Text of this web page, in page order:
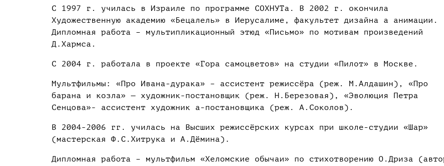
C 1997 г. училась в Израиле по программе СОХНУТа. В 2002 г. окончила
Художественную академию «Бецалель» в Иерусалиме, факультет дизайна а анимации.
Дипломная работа – мультипликационный этюд «Письмо» по мотивам произведений
Д.Хармса.
С 2004 г. работала в проекте «Гора самоцветов» на студии «Пилот» в Москве.
Мультфильмы: «Про Ивана-дурака» – ассистент режиссёра (реж. М.Алдашин), «Про
барана и козла» — художник-постановщик (реж. Н.Березовая), «Эволюция Петра
Сенцова»- ассистент художник а-постановщика (реж. А.Соколов).
В 2004-2006 гг. училась на Высших режиссёрских курсах при школе-студии «Шар»
(мастерская Ф.С.Хитрука и А.Дёмина).
Дипломная работа – мультфильм «Хеломские обычаи» по стихотворению О.Дриза